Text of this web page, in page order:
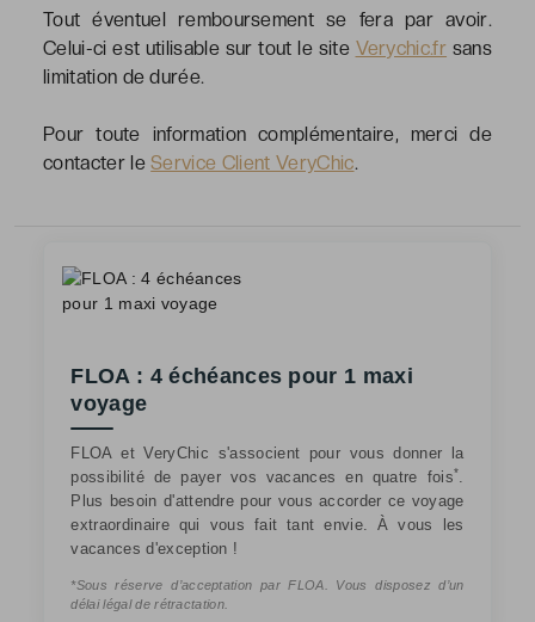
Tout éventuel remboursement se fera par avoir.
Celui-ci est utilisable sur tout le site Verychic.fr sans
limitation de durée.
Pour toute information complémentaire, merci de
contacter leService Client VeryChic.
FLOA : 4 échéances pour 1 maxi
voyage
FLOA et VeryChic s'associent pour vous donner la
possibilité de payer vos vacances en quatre fois*
Plus besoin d'attendre pour vous accorder ce voyage
extraordinaire qui vous fait tant envie. À vous les
vacances d'exception !
*Sous réserve d’acceptation par FLOA. Vous disposez d’un
délai légal de rétractation.